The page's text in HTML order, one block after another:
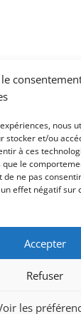
nous
stocker et/ou
à ces
le
de ne pas
effet négatif sur
Accepter
Refuser
les